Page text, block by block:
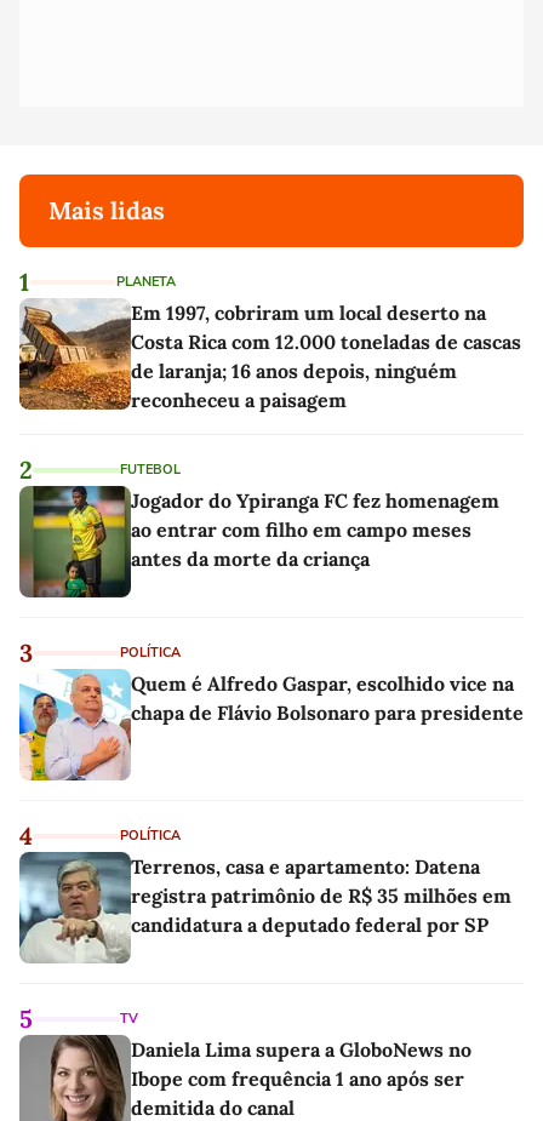
Mais lidas
1 PLANETA
Em 1997, cobriram um local deserto na
Costa Rica com 12.000 toneladas de cascas
de laranja; 16 anos depois, ninguém
reconheceu a paisagem
2 FUTEBOL
Jogador do Ypiranga FC fez homenagem
ao entrar com filho em campo meses
antes da morte da criança
3 POLÍTICA
Quem é Alfredo Gaspar, escolhido vice na
chapa de Flávio Bolsonaro para presidente
4 POLÍTICA
Terrenos, casa e apartamento: Datena
registra patrimônio de R$ 35 milhões em
candidatura a deputado federal por SP
5 TV
Daniela Lima supera a GloboNews no
Ibope com frequência 1 ano após ser
demitida do canal